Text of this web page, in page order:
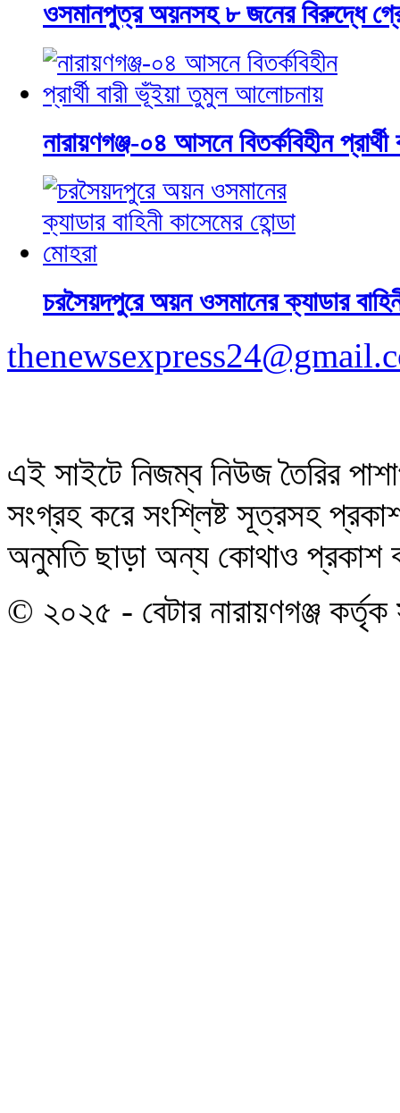
ওসমানপুত্র অয়নসহ ৮ জনের বিরুদ্ধে
নারায়ণগঞ্জ-০৪ আসনে বিতর্কবিহীন
চরসৈয়দপুরে অয়ন ওসমানের ক্যাডার
এই সাইটে নিজম্ব নিউজ তৈরির
সংগ্রহ করে সংশ্লিষ্ট সূত্রসহ
অনুমতি ছাড়া অন্য কোথাও প্রকাশ
© ২০২৫ - বেটার নারায়ণগঞ্জ কর্তৃক